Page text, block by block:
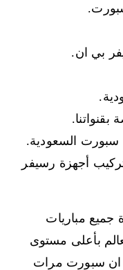
بي ان.
بقنواتنا.
سبورت السعودية.
أجهزة رسيفر
مباريات
بأعلى مستوى
ان سبورت مرات